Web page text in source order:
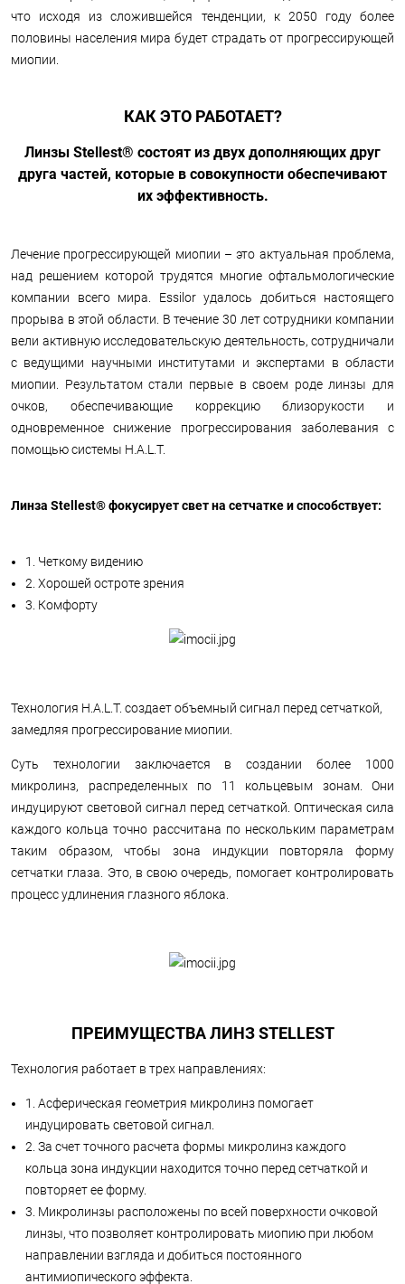
что исходя из сложившейся тенденции, к 2050 году более
половины населения мира будет страдать от прогрессирующей
миопии.
КАК ЭТО РАБОТАЕТ?
Линзы Stellest® состоят из двух дополняющих друг
друга частей, которые в совокупности обеспечивают
их эффективность.
Лечение прогрессирующей миопии – это актуальная проблема,
над решением которой трудятся многие офтальмологические
компании всего мира. Essilor удалось добиться настоящего
прорыва в этой области. В течение 30 лет сотрудники компании
вели активную исследовательскую деятельность, сотрудничали
с ведущими научными институтами и экспертами в области
миопии. Результатом стали первые в своем роде линзы для
очков, обеспечивающие коррекцию близорукости и
одновременное снижение прогрессирования заболевания с
помощью системы H.A.L.T.
Линза Stellest® фокусирует свет на сетчатке и способствует:
1. Четкому видению
2. Хорошей остроте зрения
3. Комфорту
Технология H.A.L.T. создает объемный сигнал перед сетчаткой,
замедляя прогрессирование миопии.
Суть технологии заключается в создании более 1000
микролинз, распределенных по 11 кольцевым зонам. Они
индуцируют световой сигнал перед сетчаткой. Оптическая сила
каждого кольца точно рассчитана по нескольким параметрам
таким образом, чтобы зона индукции повторяла форму
сетчатки глаза. Это, в свою очередь, помогает контролировать
процесс удлинения глазного яблока.
ПРЕИМУЩЕСТВА ЛИНЗ STELLEST
Технология работает в трех направлениях:
1. Асферическая геометрия микролинз помогает
индуцировать световой сигнал.
2. За счет точного расчета формы микролинз каждого
кольца зона индукции находится точно перед сетчаткой и
повторяет ее форму.
3. Микролинзы расположены по всей поверхности очковой
линзы, что позволяет контролировать миопию при любом
направлении взгляда и добиться постоянного
антимиопического эффекта.